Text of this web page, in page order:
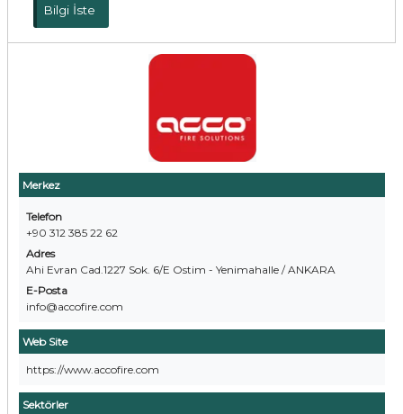
Merkez
Telefon
+90 312 385 22 62
Adres
Ahi Evran Cad.1227 Sok. 6/E Ostim - Yenimahalle / ANKARA
E-Posta
info@accofire.com
Web Site
https://www.accofire.com
Sektörler
Bilgi İste